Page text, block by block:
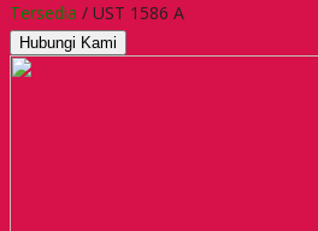
Tersedia / UST 1586 A
Hubungi Kami